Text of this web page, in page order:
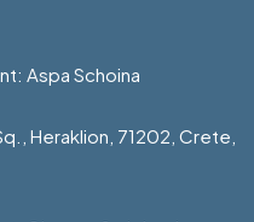
Aspa Schoina
Heraklion, 71202, Crete,